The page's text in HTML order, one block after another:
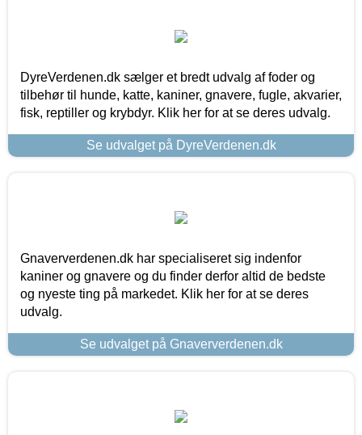
DyreVerdenen.dk sælger et bredt udvalg af foder og
tilbehør til hunde, katte, kaniner, gnavere, fugle, akvarier,
fisk, reptiller og krybdyr. Klik her for at se deres udvalg.
Se udvalget på DyreVerdenen.dk
Gnaververdenen.dk har specialiseret sig indenfor
kaniner og gnavere og du finder derfor altid de bedste
og nyeste ting på markedet. Klik her for at se deres
udvalg.
Se udvalget på Gnaververdenen.dk